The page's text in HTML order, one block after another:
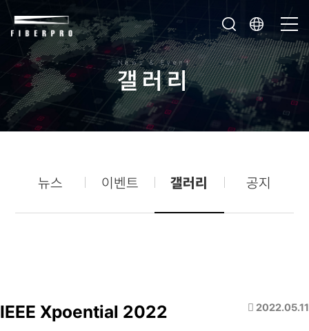
News & Event
갤러리
뉴스 이벤트 갤러리 공지
2022.05.11
IEEE Xpoential 2022